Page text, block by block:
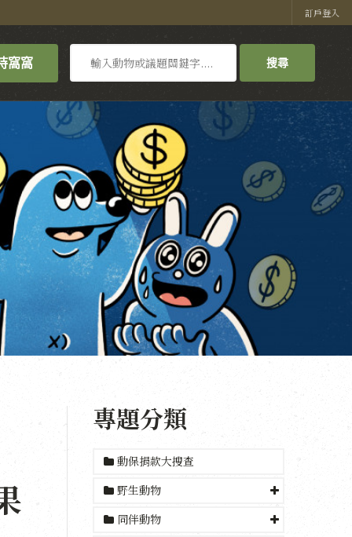
訂戶登入
窩窩
尋
搜尋
專題分類
動保捐款大搜查
野生動物
同伴動物